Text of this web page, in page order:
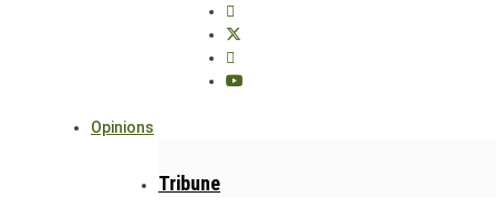
Opinions
Tribune